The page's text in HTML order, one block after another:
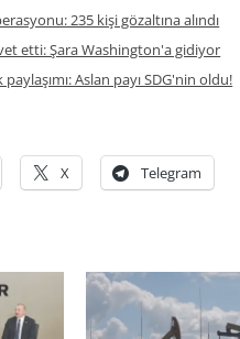
235 kişi gözaltına alındı
etti: Şara Washington'a gidiyor
Aslan payı SDG'nin oldu!
X Telegram